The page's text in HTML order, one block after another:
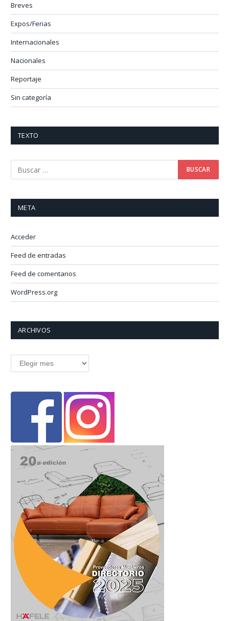
Breves
Expos/Ferias
Internacionales
Nacionales
Reportaje
Sin categoría
TEXTO
META
Acceder
Feed de entradas
Feed de comentarios
WordPress.org
ARCHIVOS
Archivos